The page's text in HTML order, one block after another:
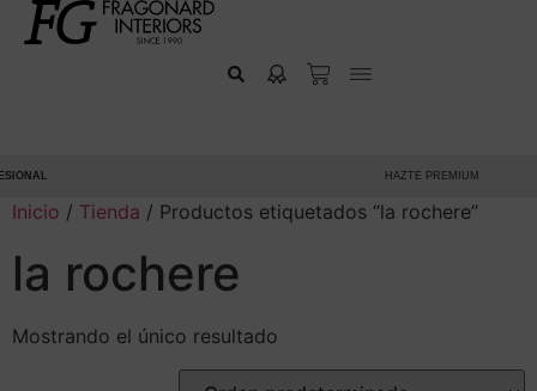
HAZTE PREMIUM
Inicio / Tienda / Productos etiquetados “la rochere”
la rochere
Mostrando el único resultado